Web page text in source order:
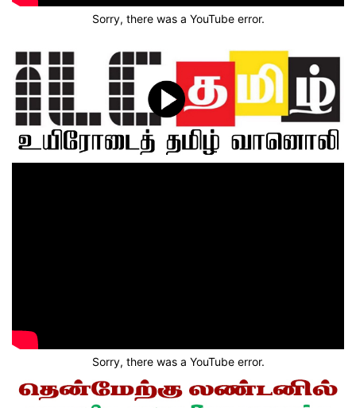
Sorry, there was a YouTube error.
Sorry, there was a YouTube error.